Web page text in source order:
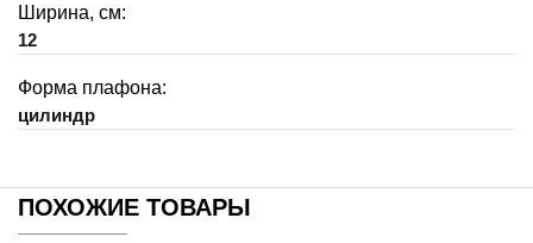
Ширина, см:
12
Форма плафона:
цилиндр
ПОХОЖИЕ ТОВАРЫ